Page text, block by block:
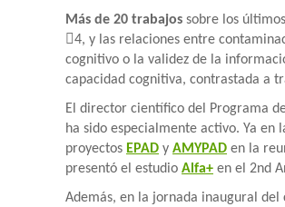
Más de 20 trabajos sobre los
4, y las relaciones entre
cognitivo o la validez de la
capacidad cognitiva, contrastada a
El director científico del Programa
ha sido especialmente activo. Ya en
proyectos EPAD y AMYPAD en la
presentó el estudio Alfa+ en el 2nd
Además, en la jornada inaugural del